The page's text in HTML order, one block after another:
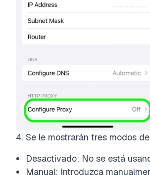
4. Se le mostrarán tres modos
Desactivado: No se está
Manual: Introduzca